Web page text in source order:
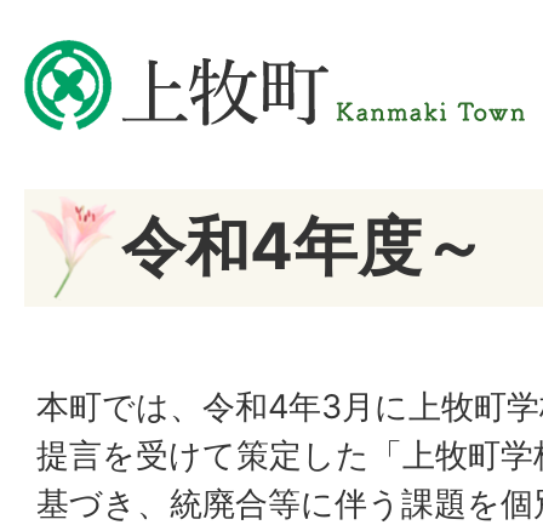
令和4年度～
本町では、令和4年3月に上牧町
提言を受けて策定した「上牧町
基づき、統廃合等に伴う課題を